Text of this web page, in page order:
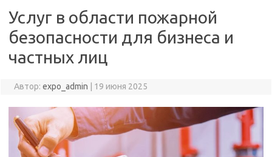
Услуг в области пожарной
безопасности для бизнеса и
частных лиц
Автор: expo_admin 19 июня 2025